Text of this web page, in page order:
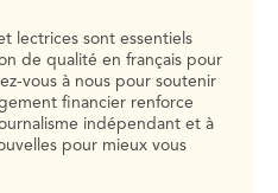
lectrices sont essentiels
de qualité en français pour
vous à nous pour soutenir
financier renforce
indépendant et à
pour mieux vous